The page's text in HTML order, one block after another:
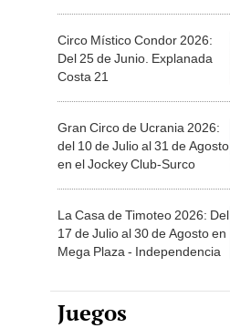
Circo Místico Condor 2026:
Del 25 de Junio. Explanada
Costa 21
Gran Circo de Ucrania 2026:
del 10 de Julio al 31 de Agosto
en el Jockey Club-Surco
La Casa de Timoteo 2026: Del
17 de Julio al 30 de Agosto en
Mega Plaza - Independencia
Juegos